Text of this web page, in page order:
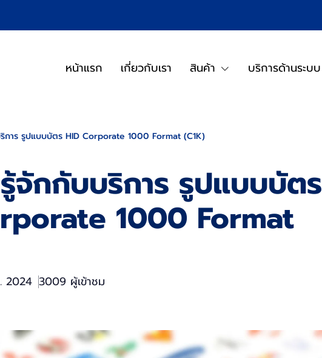
หน้าแรก เกี่ยวกับเรา สินค้า บริการด้านระบบ
การ รูปแบบบัตร HID Corporate 1000 Format (C1K)
จักกับบริการ รูปแบบบัตร
1000 Format
2024 3009 ผู้เข้าชม